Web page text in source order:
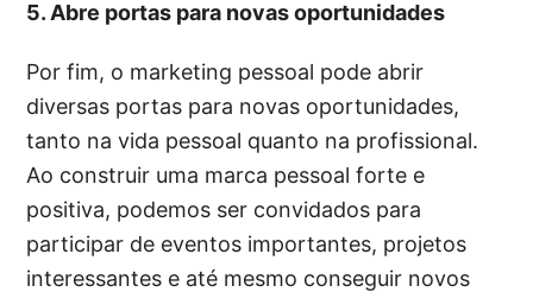
5. Abre portas para novas oportunidades
Por fim, o marketing pessoal pode abrir
diversas portas para novas oportunidades,
tanto na vida pessoal quanto na profissional.
Ao construir uma marca pessoal forte e
positiva, podemos ser convidados para
participar de eventos importantes, projetos
interessantes e até mesmo conseguir novos